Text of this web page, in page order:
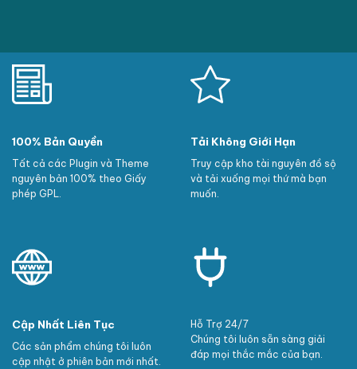
100% Bản Quyền
Tất cả các Plugin và Theme
nguyên bản 100% theo Giấy
phép GPL.
Tải Không Giới Hạn
Truy cập kho tài nguyên đồ sộ
và tải xuống mọi thứ mà bạn
muốn.
Cập Nhất Liên Tục
Các sản phẩm chúng tôi luôn
cập nhật ở phiên bản mới nhất.
Hỗ Trợ 24/7
Chúng tôi luôn sẵn sàng giải
đáp mọi thắc mắc của bạn.